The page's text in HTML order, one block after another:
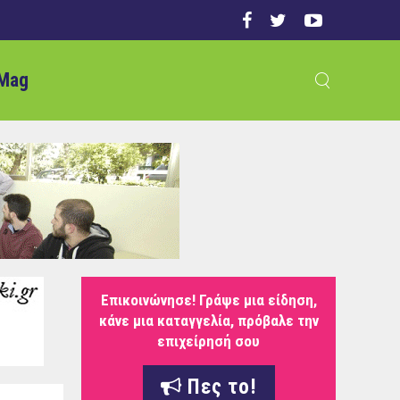
Επικοινώνησε! Γράψε μια είδηση,
κάνε μια καταγγελία, πρόβαλε την
επιχείρησή σου
Πες το!